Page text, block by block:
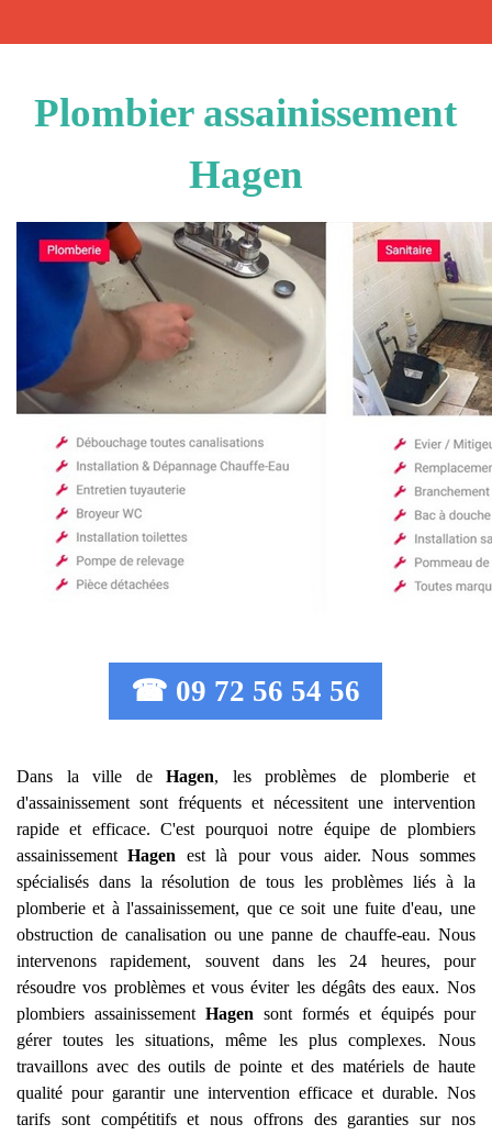
Plombier assainissement
Hagen
☎ 09 72 56 54 56
Dans la ville deHagen, les problèmes de plomberie et
d'assainissement sont fréquents et nécessitent une intervention
rapide et efficace. C'est pourquoi notre équipe de plombiers
assainissementHagen est là pour vous aider. Nous sommes
spécialisés dans la résolution de tous les problèmes liés à la
plomberie et à l'assainissement, que ce soit une fuite d'eau, une
obstruction de canalisation ou une panne de chauffe-eau. Nous
intervenons rapidement, souvent dans les 24 heures, pour
résoudre vos problèmes et vous éviter les dégâts des eaux. Nos
plombiers assainissement Hagen sont formés et équipés pour
gérer toutes les situations, même les plus complexes. Nous
travaillons avec des outils de pointe et des matériels de haute
qualité pour garantir une intervention efficace et durable. Nos
tarifs sont compétitifs et nous offrons des garanties sur nos